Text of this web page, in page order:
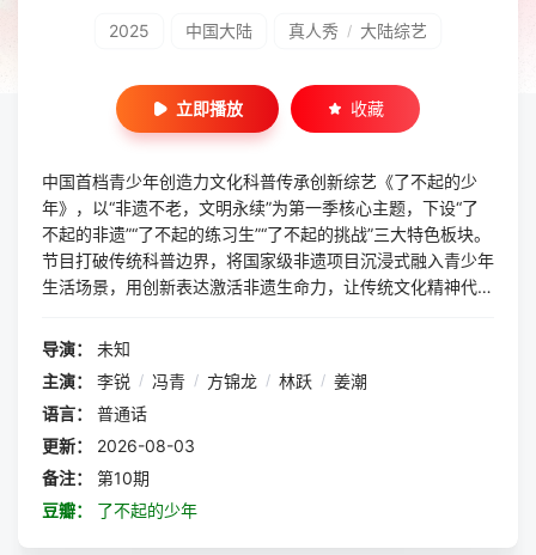
2025 中国大陆 真人秀 / 大陆综艺
立即播放 收藏
中国首档青少年创造力文化科普传承创新综艺《了不起的少
年》，以“非遗不老，文明永续”为第一季核心主题，下设“了
不起的非遗”“了不起的练习生”“了不起的挑战”三大特色板块。
节目打破传统科普边界，将国家级非遗项目沉浸式融入青少年
生活场景，用创新表达激活非遗生命力，让传统文化精神代代
导演：
未知
主演：
李锐 / 冯青 / 方锦龙 / 林跃 / 姜潮
语言：
普通话
更新：
2026-08-03
备注：
第10期
豆瓣：
了不起的少年